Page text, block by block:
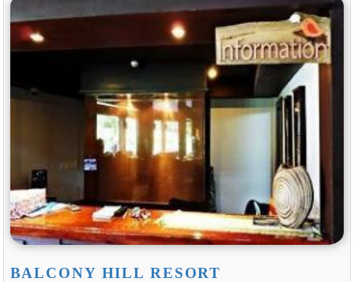
BALCONY HILL RESORT